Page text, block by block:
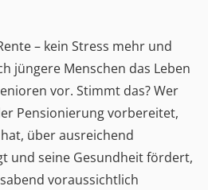
– kein Stress mehr und
jüngere Menschen das Leben
vor. Stimmt das? Wer
Pensionierung vorbereitet,
über ausreichend
und seine Gesundheit fördert,
voraussichtlich